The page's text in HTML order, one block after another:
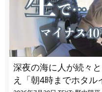
深夜の海に人が続々
え「朝4時までホタ